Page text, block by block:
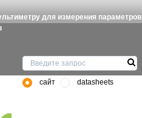
для измерения параметров
сайт datasheets